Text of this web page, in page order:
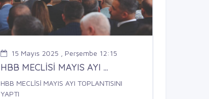
15 Mayıs 2025 , Perşembe 12:15
HBB MECLİSİ MAYIS AYI ...
HBB MECLİSİ MAYIS AYI TOPLANTISINI
YAPTI